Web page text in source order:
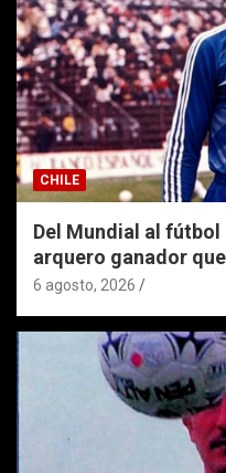
CHILE
Del Mundial al fútbol
arquero ganador
6 agosto, 2026